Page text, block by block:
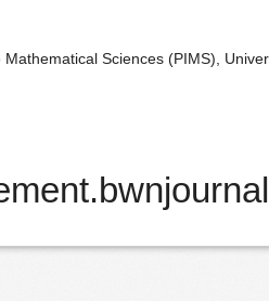
Sciences (PIMS),